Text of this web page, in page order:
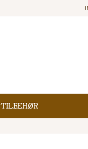
Tilbehør